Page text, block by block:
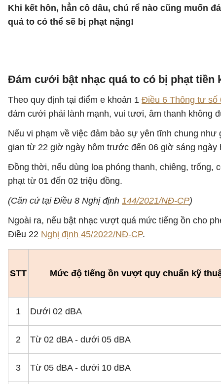
Khi kết hôn, hẳn cô dâu, chú rể nào cũng muốn
quá to có thể sẽ bị phạt nặng!
Đám cưới bật nhạc quá to có bị phạt tiền
Theo quy định tại điểm e khoản 1 Điều 6 Thông tư số
đám cưới phải lành mạnh, vui tươi, âm thanh không
Nếu vi phạm về việc đảm bảo sự yên tĩnh chung
gian từ 22 giờ ngày hôm trước đến 06 giờ sáng
Đồng thời, nếu dùng loa phóng thanh, chiêng, trống,
phạt từ 01 đến 02 triệu đồng.
(Căn cứ tại Điều 8 Nghị định 144/2021/NĐ-CP)
Ngoài ra, nếu bật nhạc vượt quá mức tiếng ồn cho
Điều 22 Nghị định 45/2022/NĐ-CP.
STT Mức độ tiếng ồn vượt quy chuẩn kỹ
1 Dưới 02 dBA
2 Từ 02 dBA - dưới 05 dBA
3 Từ 05 dBA - dưới 10 dBA